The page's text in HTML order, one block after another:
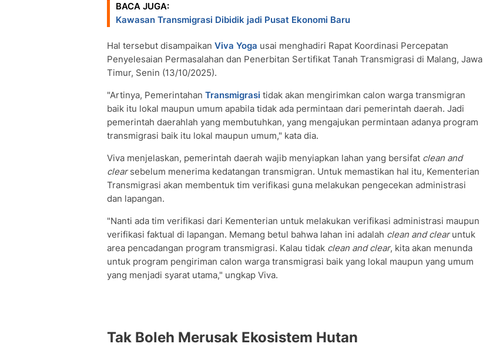
BACA JUGA:
Kawasan Transmigrasi Dibidik jadi Pusat Ekonomi Baru
Hal tersebut disampaikan Viva Yoga usai menghadiri Rapat Koordinasi Percepatan
Penyelesaian Permasalahan dan Penerbitan Sertifikat Tanah Transmigrasi di Malang, Jawa
Timur, Senin (13/10/2025).
"Artinya, Pemerintahan Transmigrasi tidak akan mengirimkan calon warga transmigran
baik itu lokal maupun umum apabila tidak ada permintaan dari pemerintah daerah. Jadi
pemerintah daerahlah yang membutuhkan, yang mengajukan permintaan adanya program
transmigrasi baik itu lokal maupun umum," kata dia.
Viva menjelaskan, pemerintah daerah wajib menyiapkan lahan yang bersifat clean and
clearsebelum menerima kedatangan transmigran. Untuk memastikan hal itu, Kementerian
Transmigrasi akan membentuk tim verifikasi guna melakukan pengecekan administrasi
dan lapangan.
"Nanti ada tim verifikasi dari Kementerian untuk melakukan verifikasi administrasi maupun
verifikasi faktual di lapangan. Memang betul bahwa lahan ini adalah clean and clearuntuk
area pencadangan program transmigrasi. Kalau tidak clean and clear, kita akan menunda
untuk program pengiriman calon warga transmigrasi baik yang lokal maupun yang umum
yang menjadi syarat utama," ungkap Viva.
Tak Boleh Merusak Ekosistem Hutan